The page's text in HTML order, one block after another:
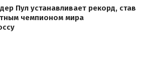
Пул устанавливает рекорд, став
чемпионом мира